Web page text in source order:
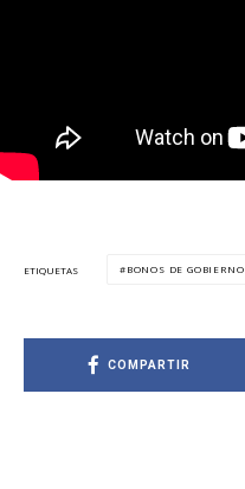
ETIQUETAS BONOS DE GOBIERNO
COMPARTIR